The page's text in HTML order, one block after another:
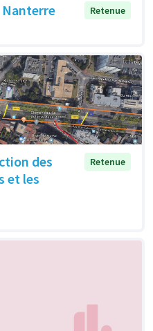
Nanterre
Retenue
des
et les
Retenue